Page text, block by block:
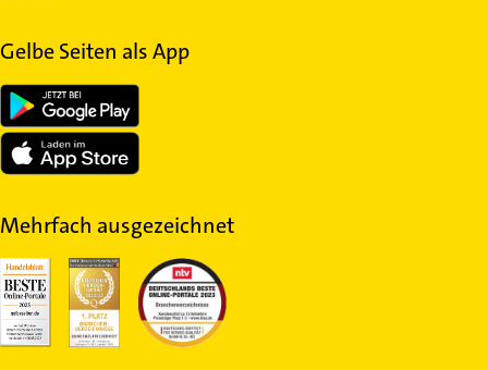
Gelbe Seiten als App
Mehrfach ausgezeichnet